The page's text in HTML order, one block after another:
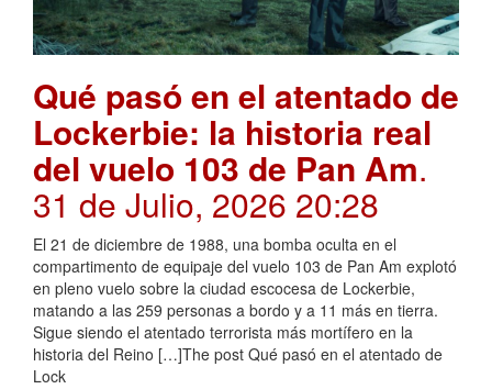
Qué pasó en el atentado de
Lockerbie: la historia real
del vuelo 103 de Pan Am.
31 de Julio, 2026 20:28
El 21 de diciembre de 1988, una bomba oculta en el
compartimento de equipaje del vuelo 103 de Pan Am explotó
en pleno vuelo sobre la ciudad escocesa de Lockerbie,
matando a las 259 personas a bordo y a 11 más en tierra.
Sigue siendo el atentado terrorista más mortífero en la
historia del Reino […]The post Qué pasó en el atentado de
Lock